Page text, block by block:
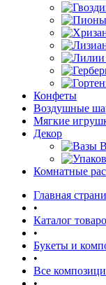
Конфеты
Воздушные
Мягкие
Декор
Комнатные
Главная
•
Каталог
•
Букеты и
•
Все